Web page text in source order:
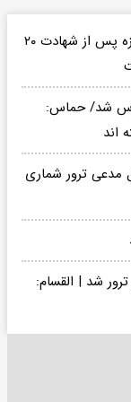
هشدار حماس نسبت به فروپاشی توافق غزه پس از شهادت ۲۰
شد/ حماس:
اند
مدعی ترور شماری
شد | القسام: